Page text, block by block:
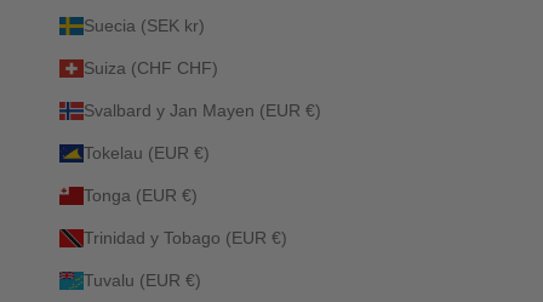
Suecia (SEK kr)
Suiza (CHF CHF)
Svalbard y Jan Mayen (EUR €)
Tokelau (EUR €)
Tonga (EUR €)
Trinidad y Tobago (EUR €)
Tuvalu (EUR €)